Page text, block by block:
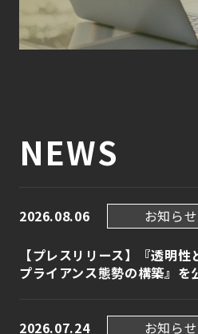
NEWS
2026.08.06 お知らせ
【プレスリリース】『透明
プライアンス態勢の構築』を
2026.07.24 お知らせ